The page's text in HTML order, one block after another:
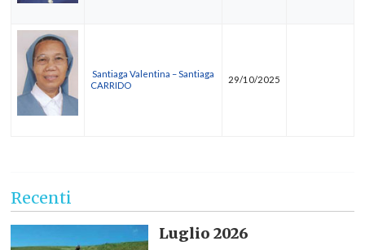
Santiaga Valentina – Santiaga
CARRIDO
29/10/2025
Recenti
Luglio 2026